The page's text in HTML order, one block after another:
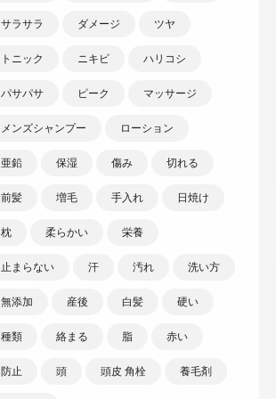
サラサラ ダメージ ツヤ
トニック ニキビ ハリコシ
パサパサ ピーク マッサージ
メンズシャンプー ローション
亜鉛 保湿 傷み 切れる
前髪 増毛 手入れ 日焼け
枕 柔らかい 栄養
止まらない 汗 汚れ 洗い方
無添加 産後 白髪 硬い
種類 絡まる 脂 赤い
防止 頭 頭皮 角栓 養毛剤